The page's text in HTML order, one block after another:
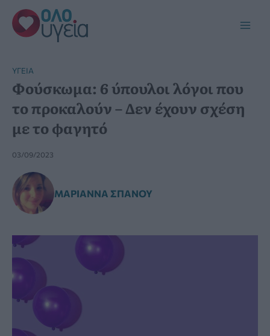
Μετάβαση
στο
περιεχόμενο
YΓΕΊΑ
Φούσκωμα: 6 ύπουλοι λόγοι που
το προκαλούν – Δεν έχουν σχέση
με το φαγητό
03/09/2023
ΜΑΡΙΆΝΝΑ ΣΠΑΝΟΎ